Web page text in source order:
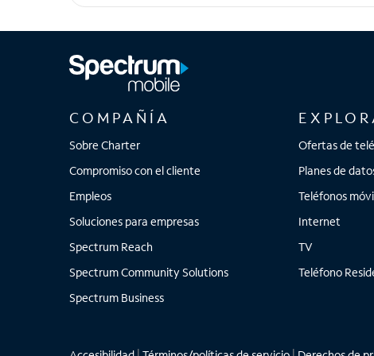
COMPAÑÍA
Sobre Charter
Compromiso con el cliente
Empleos
Soluciones para empresas
Spectrum Reach
Spectrum Community Solutions
Spectrum Business
Ofertas de
Planes de
Teléfonos
Internet
TV
Teléfono